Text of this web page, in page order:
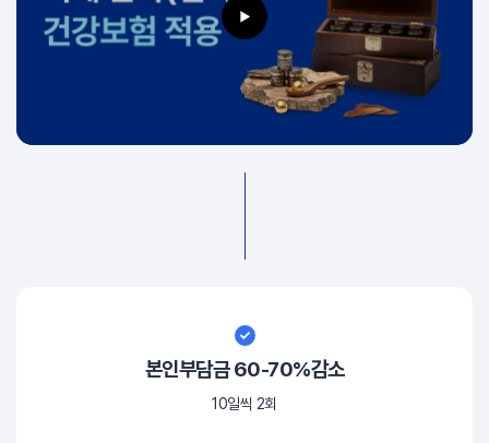
본인부담금 60-70%감소
10일씩 2회